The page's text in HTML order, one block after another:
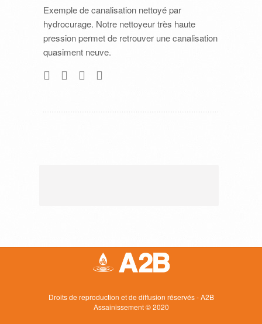
Exemple de canalisation nettoyé par
hydrocurage. Notre nettoyeur très haute
pression permet de retrouver une canalisation
quasiment neuve.
Droits de reproduction et de diffusion réservés - A2B
Assainissement © 2020